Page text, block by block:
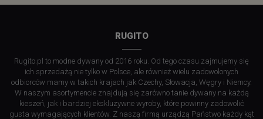
RUGITO
Rugito.pl to modne dywany od 2016 roku. Od tego czasu zajmujemy się
ich sprzedażą nie tylko w Polsce, ale również wielu zadowolonych
odbiorców mamy w takich krajach jak Czechy, Słowacja, Węgry i Niemcy.
W naszym asortymencie znajdują się zarówno tanie dywany na każdą
kieszeń, jak i bardziej ekskluzywne wyroby, które powinny zadowolić
gusta wymagających klientów. Z naszą firmą urządzą Państwo każdy kąt